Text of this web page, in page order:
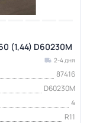
(1,44) D60230M
2-4 дня
87416
D60230M
4
R11